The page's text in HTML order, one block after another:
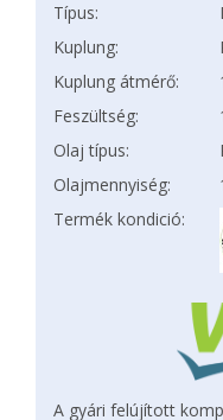
Típus:
Kuplung:
Kuplung átmérő:
Feszültség:
Olaj típus:
Olajmennyiség:
Termék kondició:
A gyári felújított